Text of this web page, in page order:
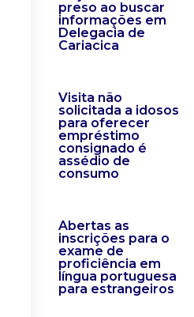
preso ao buscar
informações em
Delegacia de
Cariacica
Visita não
solicitada a idosos
para oferecer
empréstimo
consignado é
assédio de
consumo
Abertas as
inscrições para o
exame de
proficiência em
língua portuguesa
para estrangeiros